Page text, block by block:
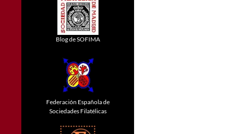
Blog de SOFIMA
Federación Española de
Sociedades Filatélicas